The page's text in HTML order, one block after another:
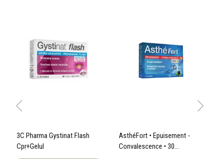
3C Pharma Gystinat Flash
Cpr+Gelul
AsthéFort • Epuisement -
Convalescence • 30